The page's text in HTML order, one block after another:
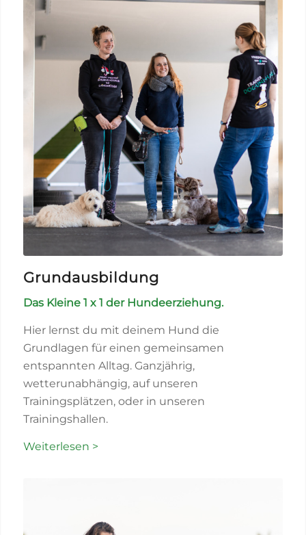
Grundausbildung
Das Kleine 1 x 1 der Hundeerziehung.
Hier lernst du mit deinem Hund die
Grundlagen für einen gemeinsamen
entspannten Alltag. Ganzjährig,
wetterunabhängig, auf unseren
Trainingsplätzen, oder in unseren
Trainingshallen.
Weiterlesen >